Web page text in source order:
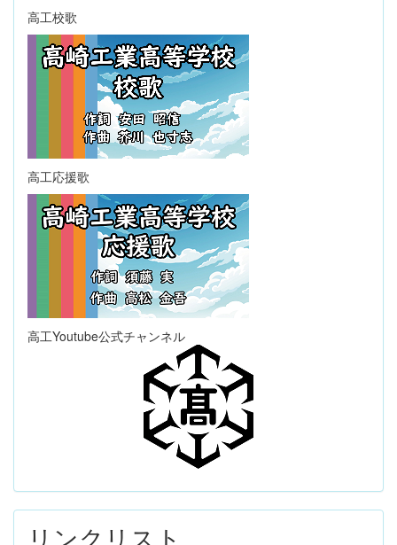
高工校歌
高工応援歌
高工Youtube公式チャンネル
リンクリスト